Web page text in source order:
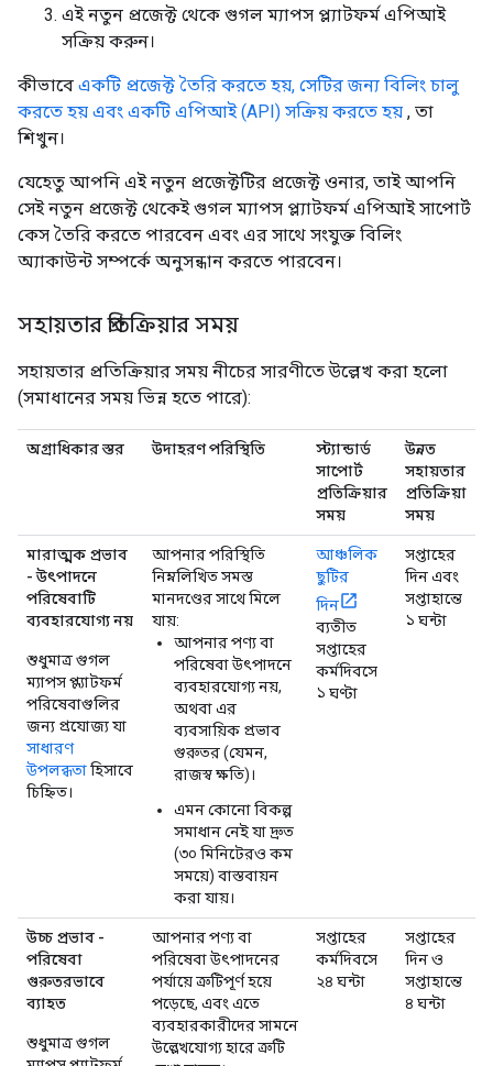
এই নতুন প্রজেক্ট থেকে গুগল ম্যাপস প্ল্যাটফর্ম এপিআই
সক্রিয় করুন।
কীভাবে একটি প্রজেক্ট তৈরি করতে হয়, সেটির জন্য বিলিং চালু
করতে হয় এবং একটি এপিআই (API) সক্রিয় করতে হয় , তা
শিখুন।
যেহেতু আপনি এই নতুন প্রজেক্টটির প্রজেক্ট ওনার, তাই আপনি
সেই নতুন প্রজেক্ট থেকেই গুগল ম্যাপস প্ল্যাটফর্ম এপিআই সাপোর্ট
কেস তৈরি করতে পারবেন এবং এর সাথে সংযুক্ত বিলিং
অ্যাকাউন্ট সম্পর্কে অনুসন্ধান করতে পারবেন।
সহায়তার প্রতিক্রিয়ার সময়
সহায়তার প্রতিক্রিয়ার সময় নীচের সারণীতে উল্লেখ করা হলো
(সমাধানের সময় ভিন্ন হতে পারে):
অগ্রাধিকার স্তর উদাহরণ পরিস্থিতি
স্ট্যান্ডার্ড
সাপোর্ট
প্রতিক্রিয়ার
সময়
উন্নত
সহায়তার
প্রতিক্রিয়া
সময়
মারাত্মক প্রভাব
- উৎপাদনে
পরিষেবাটি
ব্যবহারযোগ্য নয়
শুধুমাত্র গুগল
ম্যাপস প্ল্যাটফর্ম
পরিষেবাগুলির
জন্য প্রযোজ্য যা
সাধারণ
উপলব্ধতাহিসাবে
চিহ্নিত।
আপনার পরিস্থিতি
নিম্নলিখিত সমস্ত
মানদণ্ডের সাথে মিলে
যায়:
আপনার পণ্য বা
পরিষেবা উৎপাদনে
ব্যবহারযোগ্য নয়,
অথবা এর
ব্যবসায়িক প্রভাব
গুরুতর (যেমন,
রাজস্ব ক্ষতি)।
এমন কোনো বিকল্প
সমাধান নেই যা দ্রুত
(৩০ মিনিটেরও কম
সময়ে) বাস্তবায়ন
করা যায়।
আঞ্চলিক
ছুটির
দিন
ব্যতীত
সপ্তাহের
কর্মদিবসে
১ ঘণ্টা
সপ্তাহের
দিন এবং
সপ্তাহান্তে
১ ঘন্টা
উচ্চ প্রভাব -
পরিষেবা
গুরুতরভাবে
ব্যাহত
শুধুমাত্র গুগল
আপনার পণ্য বা
পরিষেবা উৎপাদনের
পর্যায়ে ত্রুটিপূর্ণ হয়ে
পড়েছে, এবং এতে
ব্যবহারকারীদের সামনে
উল্লেখযোগ্য হারে ত্রুটি
সপ্তাহের
কর্মদিবসে
২৪ ঘন্টা
সপ্তাহের
দিন ও
সপ্তাহান্তে
৪ ঘন্টা